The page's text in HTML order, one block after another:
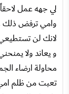
لي جهه عمل
وامي ترفض ذلك
لانك لن
و يعاند ولا
محاولة ارضاء
تعبت من ظلم امي